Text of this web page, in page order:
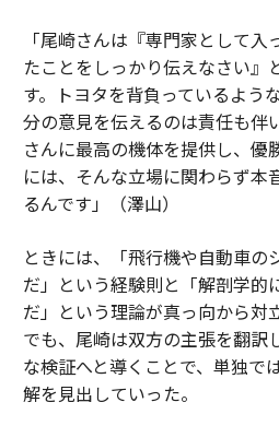
「尾崎さんは『専門家として
たことをしっかり伝えなさい』
す。トヨタを背負っているよう
分の意見を伝えるのは責任も伴
さんに最高の機体を提供し、優
には、そんな立場に関わらず本
るんです」（澤山）
ときには、「飛行機や自動車の
だ」という経験則と「解剖学的
だ」という理論が真っ向から対
でも、尾崎は双方の主張を翻訳
な検証へと導くことで、単独で
解を見出していった。